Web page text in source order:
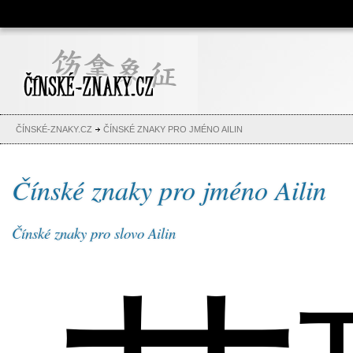
Čínské znaky, česko-čínský
slovník, abeceda, jména,
tetování
ČÍNSKÉ-ZNAKY.CZ ČÍNSKÉ ZNAKY PRO JMÉNO AILIN
Čínské znaky pro jméno Ailin
Čínské znaky pro slovo Ailin